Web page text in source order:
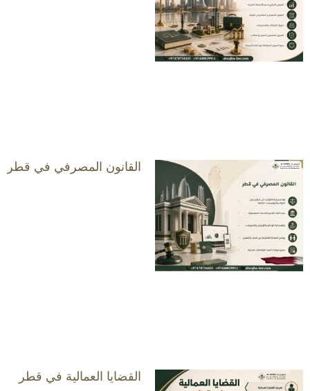
القانون المصرفي في قطر
القضايا العمالية في قطر